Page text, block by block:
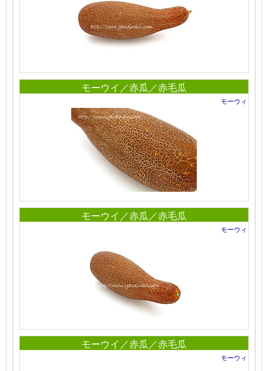
モーウイ／赤瓜／赤毛瓜
モーウィ
モーウイ／赤瓜／赤毛瓜
モーウィ
モーウイ／赤瓜／赤毛瓜
モーウィ